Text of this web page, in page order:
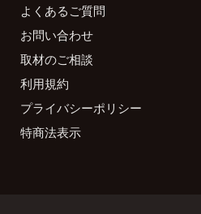
よくあるご質問
お問い合わせ
取材のご相談
利用規約
プライバシーポリシー
特商法表示